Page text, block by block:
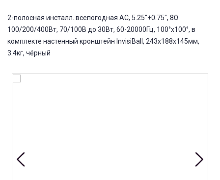
2-полосная инсталл. всепогодная АС, 5.25"+0.75", 8Ω
100/200/400Вт, 70/100В до 30Вт, 60-20000Гц, 100°x100°, в
комплекте настенный кронштейн InvisiBall, 243x188x145мм,
3.4кг, чёрный